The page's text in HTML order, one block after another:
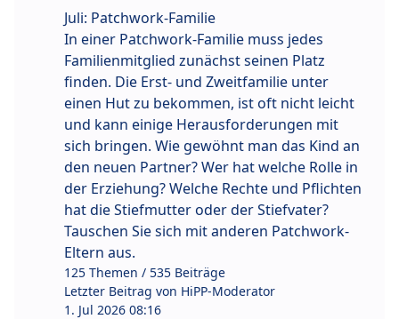
Juli: Patchwork-Familie
In einer Patchwork-Familie muss jedes
Familienmitglied zunächst seinen Platz
finden. Die Erst- und Zweitfamilie unter
einen Hut zu bekommen, ist oft nicht leicht
und kann einige Herausforderungen mit
sich bringen. Wie gewöhnt man das Kind an
den neuen Partner? Wer hat welche Rolle in
der Erziehung? Welche Rechte und Pflichten
hat die Stiefmutter oder der Stiefvater?
Tauschen Sie sich mit anderen Patchwork-
Eltern aus.
125 Themen / 535 Beiträge
Letzter Beitrag von HiPP-Moderator
1. Jul 2026 08:16